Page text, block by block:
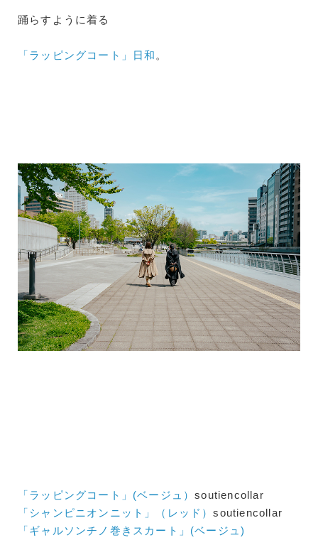
踊らすように着る
「ラッピングコート」日和 。
「ラッピングコート」(ベージュ）soutiencollar
「シャンピニオンニット」（レッド）soutiencollar
「ギャルソンチノ巻きスカート」(ベージュ)